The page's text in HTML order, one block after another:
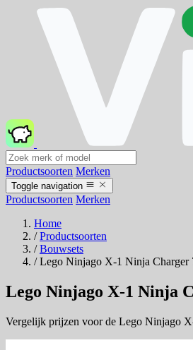
Productsoorten Merken
Toggle navigation
Productsoorten Merken
Home
/ Productsoorten
/ Bouwsets
/ Lego Ninjago X-1 Ninja Charger
Lego Ninjago X-1 Ninja
Vergelijk prijzen voor de Lego Ninjago